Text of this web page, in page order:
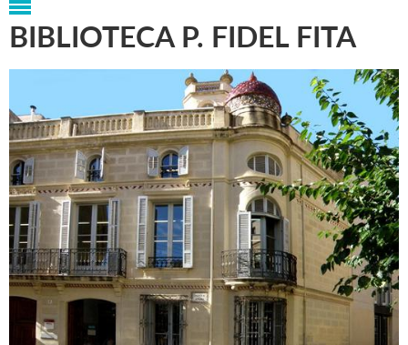
BIBLIOTECA P. FIDEL FITA